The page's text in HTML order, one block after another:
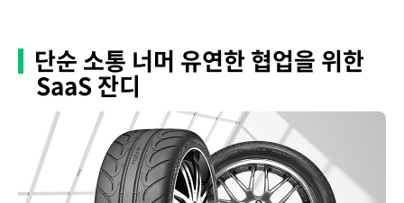
단순 소통 너머 유연한 협업을 위한
SaaS 잔디